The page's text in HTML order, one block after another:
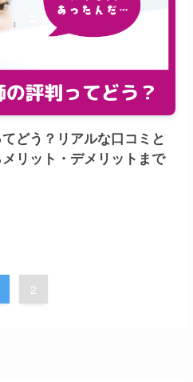
どう？リアルな口コミと
リット・デメリットまで
2